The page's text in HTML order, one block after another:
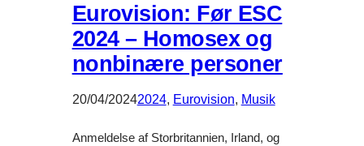
Eurovision: Før ESC
2024 – Homosex og
nonbinære personer
20/04/20242024, Eurovision, Musik
Anmeldelse af Storbritannien, Irland, og